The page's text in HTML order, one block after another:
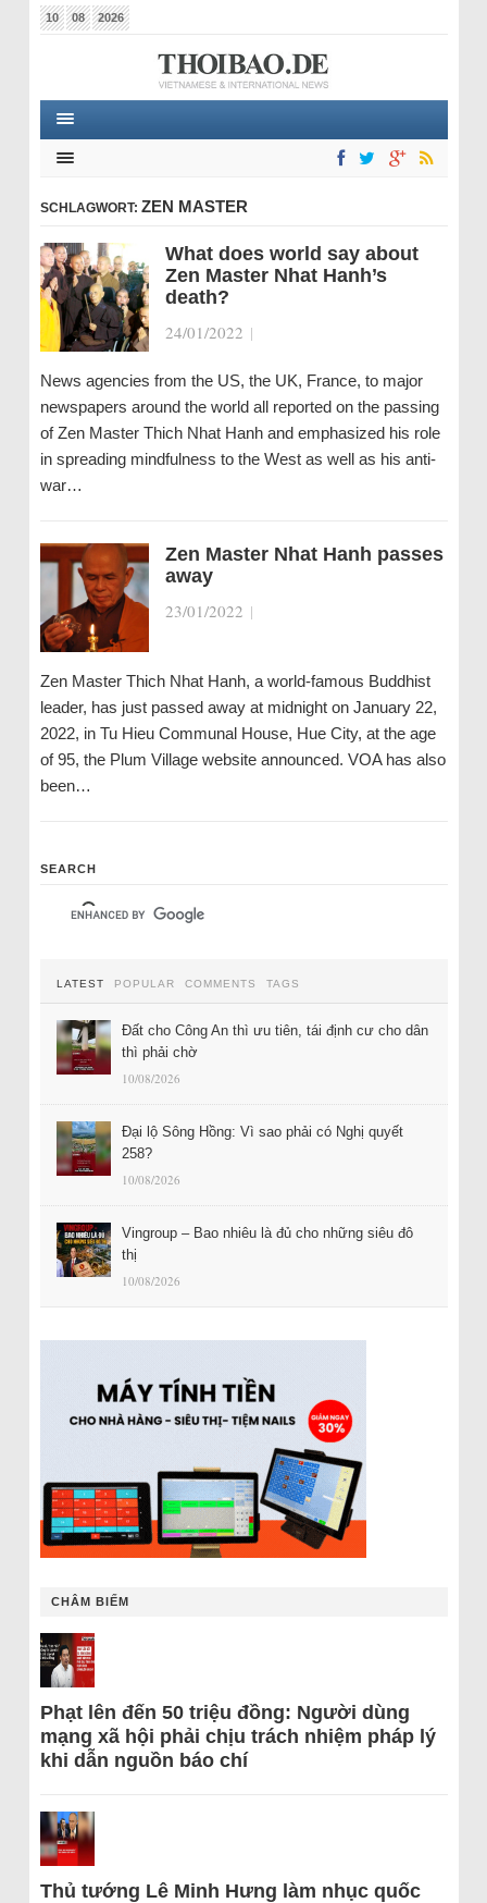
10 08 2026
SCHLAGWORT: ZEN MASTER
What does world say about
Zen Master Nhat Hanh’s
death?
24/01/2022 |
News agencies from the US, the UK, France, to major
newspapers around the world all reported on the passing
of Zen Master Thich Nhat Hanh and emphasized his role
in spreading mindfulness to the West as well as his anti-
war…
Zen Master Nhat Hanh passes
away
23/01/2022 |
Zen Master Thich Nhat Hanh, a world-famous Buddhist
leader, has just passed away at midnight on January 22,
2022, in Tu Hieu Communal House, Hue City, at the age
of 95, the Plum Village website announced. VOA has also
been…
SEARCH
LATEST POPULAR COMMENTS TAGS
Đất cho Công An thì ưu tiên, tái định cư cho dân
thì phải chờ
10/08/2026
Đại lộ Sông Hồng: Vì sao phải có Nghị quyết
258?
10/08/2026
Vingroup – Bao nhiêu là đủ cho những siêu đô
thị
10/08/2026
CHÂM BIẾM
Phạt lên đến 50 triệu đồng: Người dùng
mạng xã hội phải chịu trách nhiệm pháp lý
khi dẫn nguồn báo chí
Thủ tướng Lê Minh Hưng làm nhục quốc